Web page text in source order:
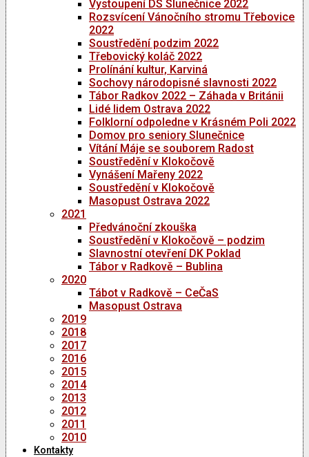
Vystoupení DS Slunečnice 2022
Rozsvícení Vánočního stromu Třebovice
2022
Soustředění podzim 2022
Třebovický koláč 2022
Prolínání kultur, Karviná
Sochovy národopisné slavnosti 2022
Tábor Radkov 2022 – Záhada v Británii
Lidé lidem Ostrava 2022
Folklorní odpoledne v Krásném Poli 2022
Domov pro seniory Slunečnice
Vítání Máje se souborem Radost
Soustředění v Klokočově
Vynášení Mařeny 2022
Soustředění v Klokočově
Masopust Ostrava 2022
2021
Předvánoční zkouška
Soustředění v Klokočově – podzim
Slavnostní otevření DK Poklad
Tábor v Radkově – Bublina
2020
Tábot v Radkově – CeČaS
Masopust Ostrava
2019
2018
2017
2016
2015
2014
2013
2012
2011
2010
Kontakty